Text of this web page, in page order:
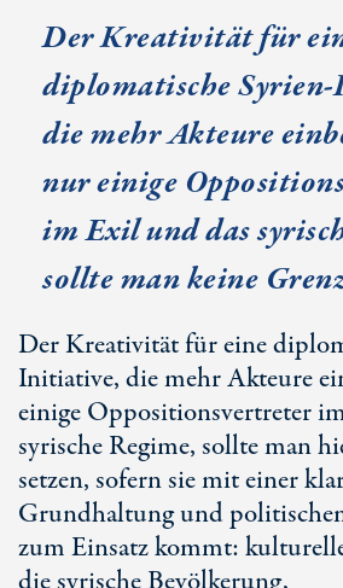
Der Kreativität für
diplomatische
die mehr Akteure
nur einige
im Exil und das
sollte man keine
Der Kreativität für eine
Initiative, die mehr Akteure
einige Oppositionsvertreter
syrische Regime, sollte man
setzen, sofern sie mit einer
Grundhaltung und
zum Einsatz kommt: